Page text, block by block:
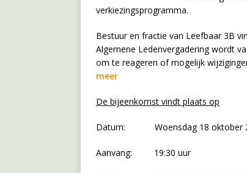
verkiezingsprogramma.
Bestuur en fractie van Leefbaar 3B
Algemene Ledenvergadering wordt
om te reageren of mogelijk
meer
De bijeenkomst vindt plaats op
Datum: Woensdag 18 oktober
Aanvang: 19:30 uur